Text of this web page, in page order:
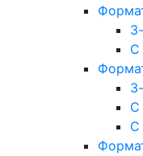
С
С
С